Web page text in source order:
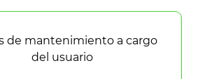
de mantenimiento a cargo
del usuario